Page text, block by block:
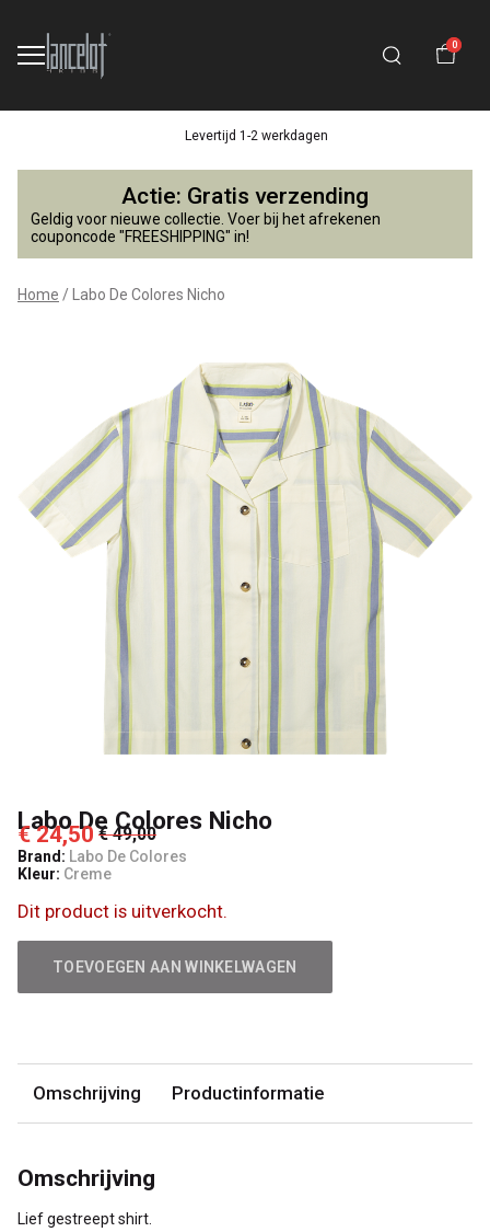
0
Levertijd 1-2 werkdagen
Labo
De
Colores
Nicho
Lancelot
Kids
Actie: Gratis verzending
Geldig voor nieuwe collectie. Voer bij het afrekenen
couponcode "FREESHIPPING" in!
Home Labo De Colores Nicho
Labo De Colores Nicho
€ 24,50 € 49,00
Brand: Labo De Colores
Kleur: Creme
Dit product is uitverkocht.
TOEVOEGEN AAN WINKELWAGEN
Omschrijving Productinformatie
Omschrijving
Lief gestreept shirt.